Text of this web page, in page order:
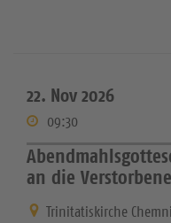
22. Nov 2026
09:30
an die
Trinitatiskirche